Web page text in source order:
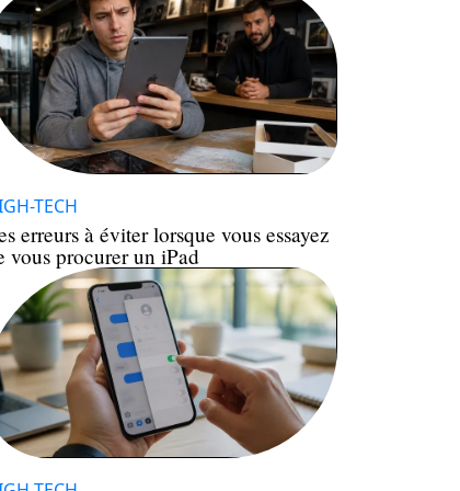
TECH
erreurs à éviter lorsque vous essayez
vous procurer un iPad